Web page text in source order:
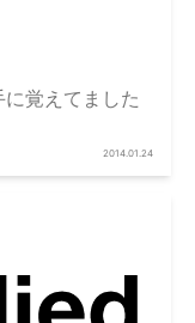
覚えてました
2014.01.24